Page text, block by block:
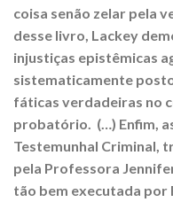
coisa senão zelar pela
desse livro, Lackey
injustiças epistêmicas
sistematicamente
fáticas verdadeiras no
probatório. (…) Enfim,
Testemunhal Criminal,
pela Professora
tão bem executada por